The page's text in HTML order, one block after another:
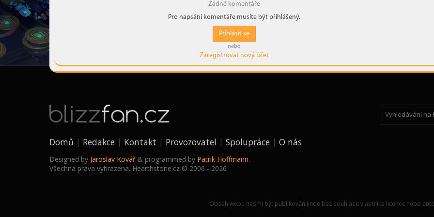
Žádné komentáře
Pro napsání komentáře musíte být přihlášený.
Přihlásit se
nebo
Zaregistrovat nový účet
Domů Redakce Kontakt Provozovatel Spolupráce O nás
Designed by Jaroslav Kovář & programmed by Patrik Hoffmann.
Všechna práva vyhrazena. Hearthstone.cz © 2006 - 2026
Obsah webu nesmí být publikován jinde bez souhlasu vlastníka licence nebo